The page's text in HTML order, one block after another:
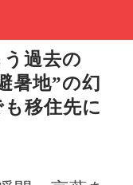
う過去の
暑地”の幻
移住先に